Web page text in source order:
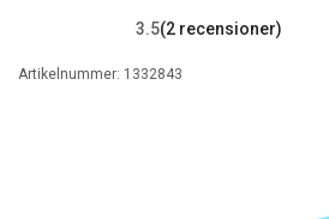
3.5(2 recensioner)
Artikelnummer: 1332843